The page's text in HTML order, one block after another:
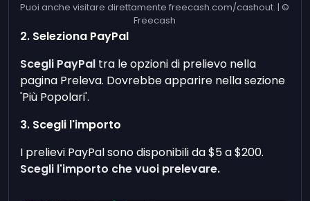
Puoi anche visitare direttamente freecash.com/cashout. | ©
Freecash
2. Seleziona PayPal
Scegli PayPal tra le opzioni di prelievo nella
pagina Preleva. Dovrebbe apparire nella sezione
'Più Popolari'.
3. Scegli l'importo
I prelievi PayPal sono disponibili da $5 a $200.
Scegli l'importo che vuoi prelevare.